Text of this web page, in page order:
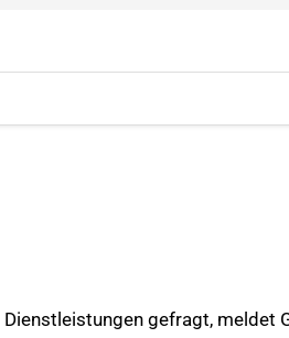
gefragt, meldet